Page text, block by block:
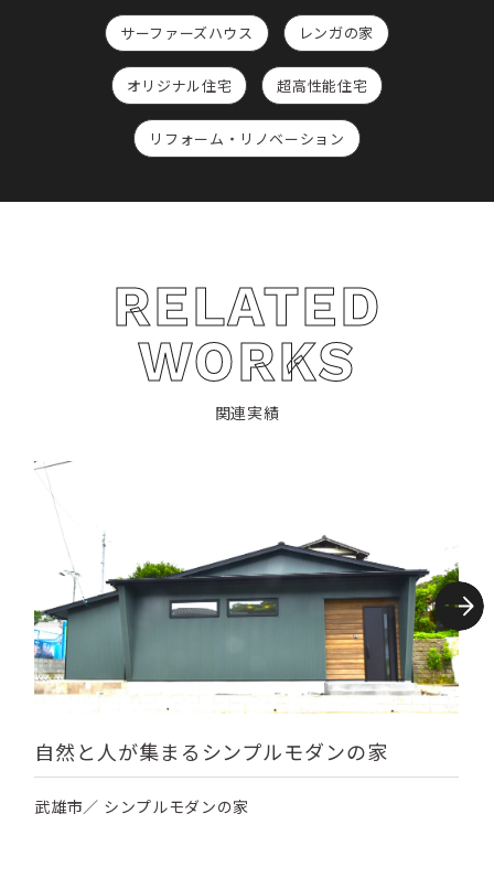
サーファーズハウス レンガの家
オリジナル住宅 超高性能住宅
リフォーム・リノベーション
RELATED
WORKS
関連実績
自然と人が集まるシンプルモダンの家
武雄市／ シンプルモダンの家